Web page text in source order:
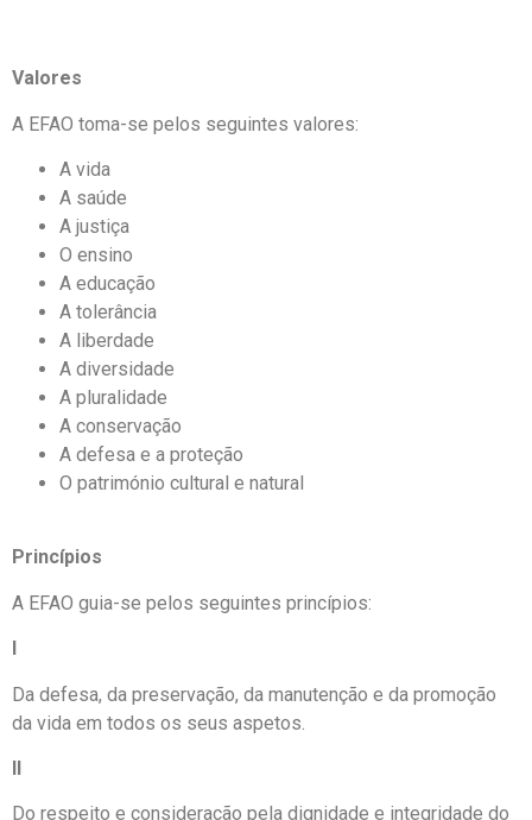
Valores
A EFAO toma-se pelos seguintes valores:
A vida
A saúde
A justiça
O ensino
A educação
A tolerância
A liberdade
A diversidade
A pluralidade
A conservação
A defesa e a proteção
O património cultural e natural
Princípios
A EFAO guia-se pelos seguintes princípios:
I
Da defesa, da preservação, da manutenção e da promoção
da vida em todos os seus aspetos.
II
Do respeito e consideração pela dignidade e integridade do